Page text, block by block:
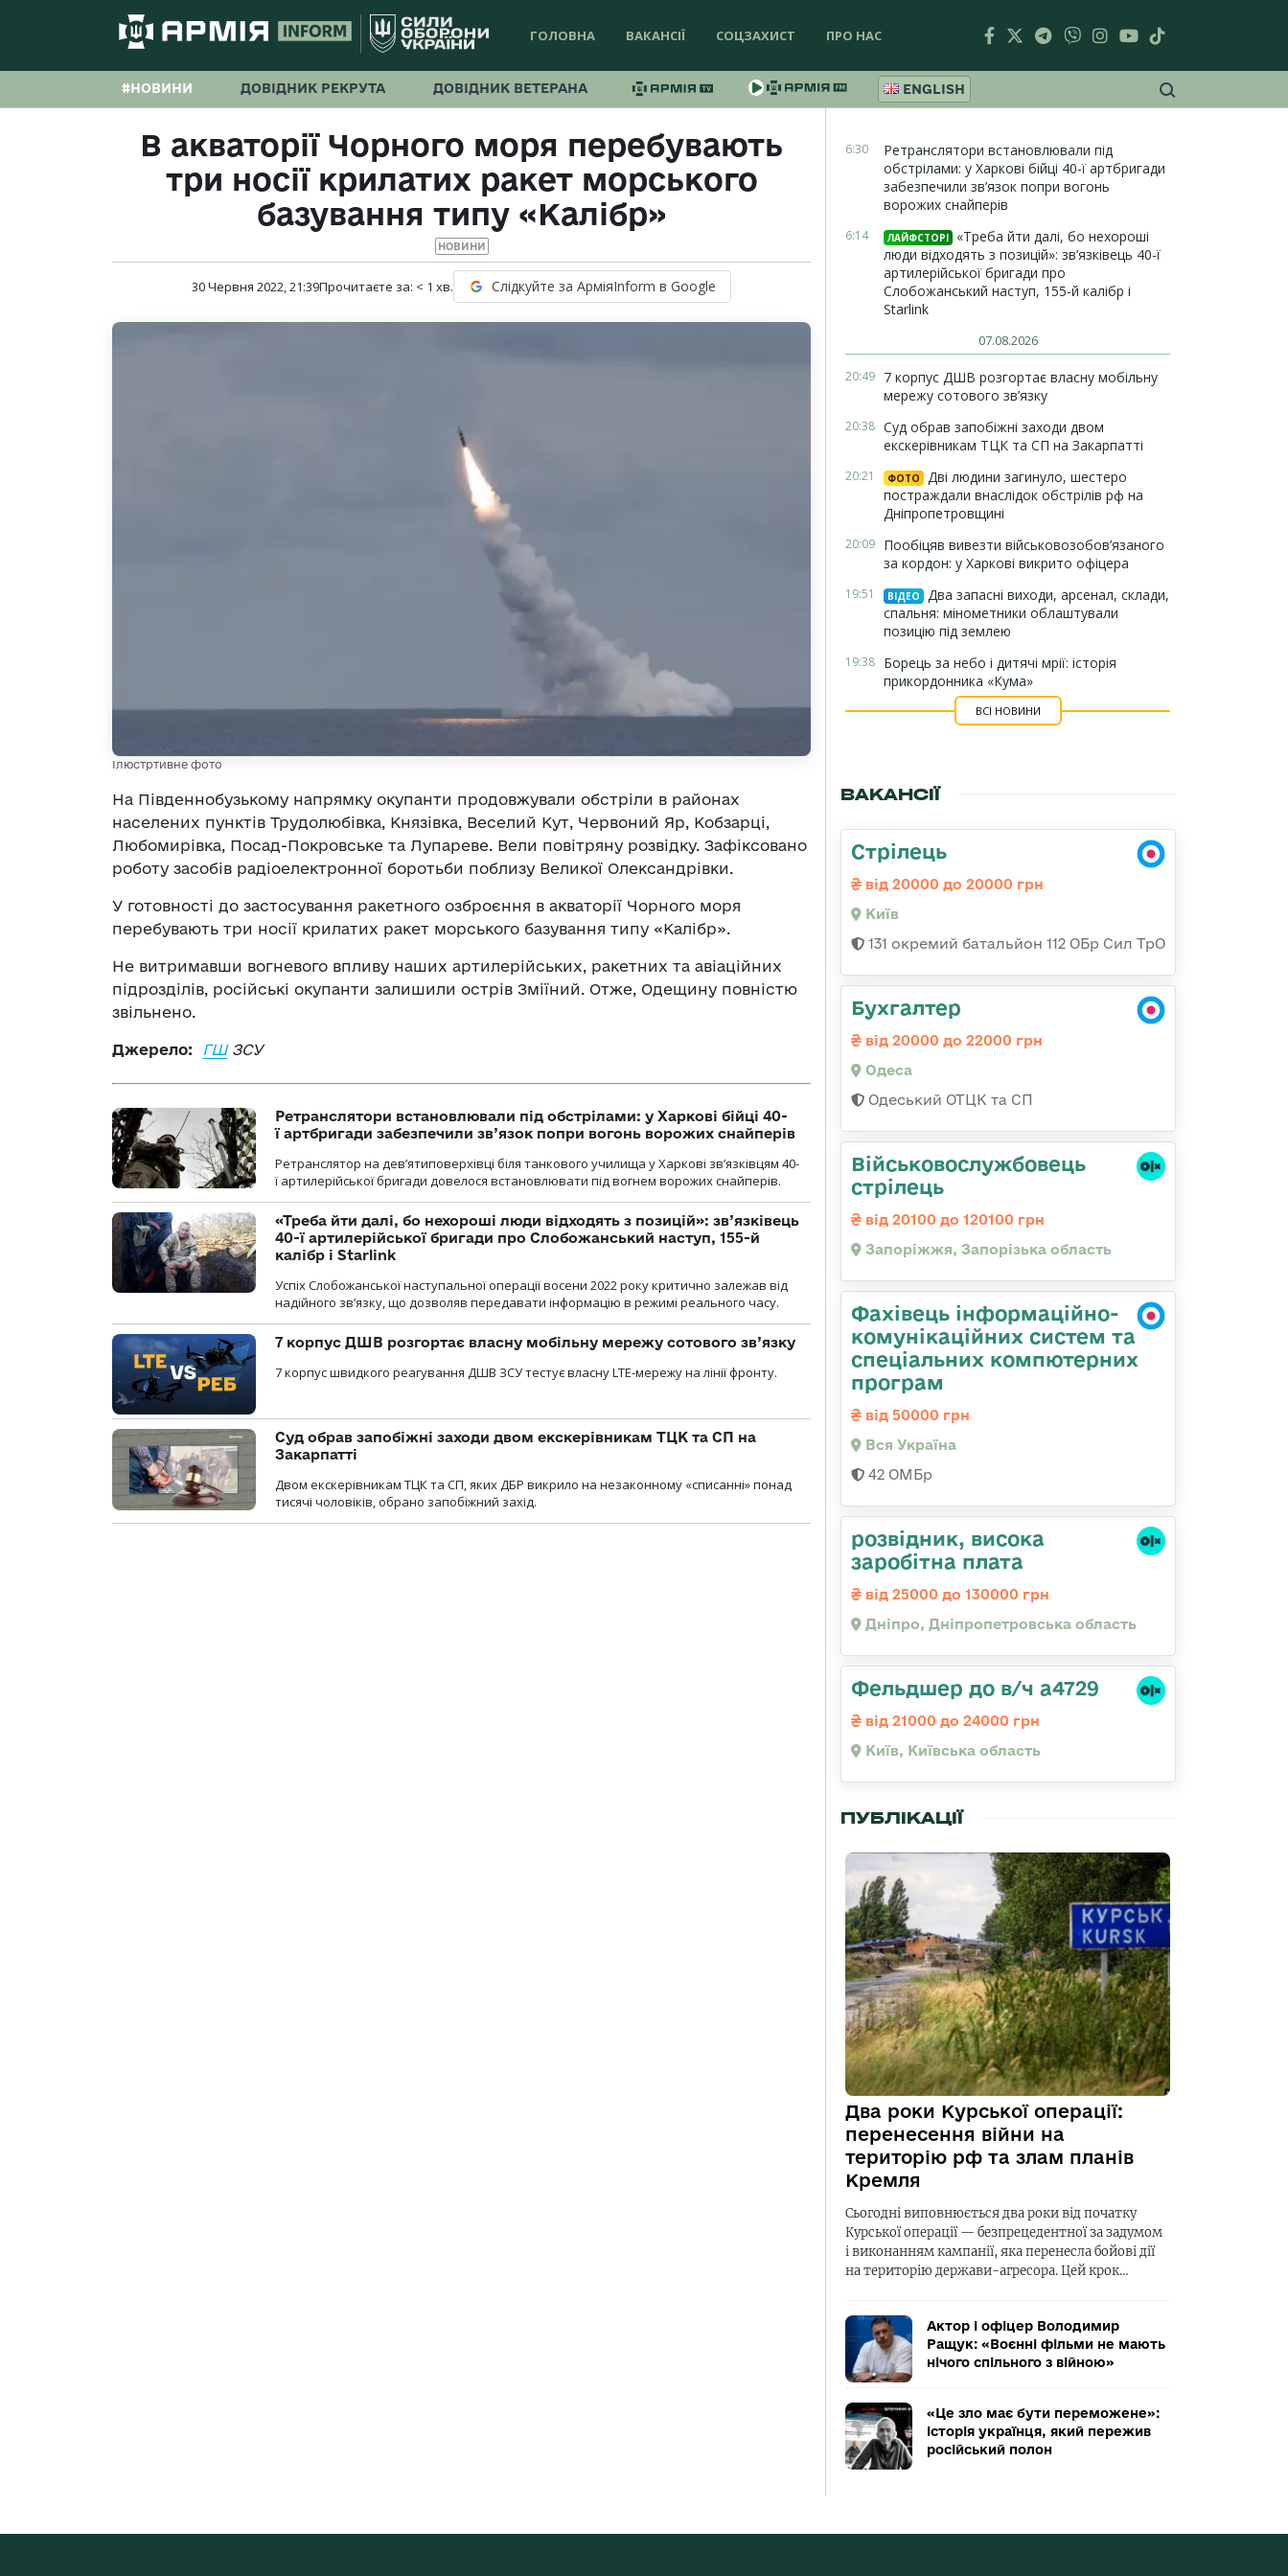
ГОЛОВНА ВАКАНСІЇ СОЦЗАХИСТ ПРО НАС
#НОВИНИ ДОВІДНИК РЕКРУТА ДОВІДНИК ВЕТЕРАНА ENGLISH
В акваторії Чорного моря перебувають
три носії крилатих ракет морського
базування типу «Калібр»
НОВИНИ
30 Червня 2022, 21:39Прочитаєте за: < 1 хв. Слідкуйте за АрміяInform в Google
Ілюстртивне фото
На Південнобузькому напрямку окупанти продовжували обстріли в районах
населених пунктів Трудолюбівка, Князівка, Веселий Кут, Червоний Яр, Кобзарці,
Любомирівка, Посад-Покровське та Лупареве. Вели повітряну розвідку. Зафіксовано
роботу засобів радіоелектронної боротьби поблизу Великої Олександрівки.
У готовності до застосування ракетного озброєння в акваторії Чорного моря
перебувають три носії крилатих ракет морського базування типу «Калібр».
Не витримавши вогневого впливу наших артилерійських, ракетних та авіаційних
підрозділів, російські окупанти залишили острів Зміїний. Отже, Одещину повністю
звільнено.
Джерело: ГШЗСУ
Ретранслятори встановлювали під обстрілами: у Харкові бійці 40-
ї артбригади забезпечили зв’язок попри вогонь ворожих снайперів
Ретранслятор на дев’ятиповерхівці біля танкового училища у Харкові зв’язківцям 40-
ї артилерійської бригади довелося встановлювати під вогнем ворожих снайперів.
«Треба йти далі, бо нехороші люди відходять з позицій»: зв’язківець
40-ї артилерійської бригади про Слобожанський наступ, 155-й
калібр і Starlink
Успіх Слобожанської наступальної операції восени 2022 року критично залежав від
надійного зв’язку, що дозволяв передавати інформацію в режимі реального часу.
7 корпус ДШВ розгортає власну мобільну мережу сотового зв’язку
7 корпус швидкого реагування ДШВ ЗСУ тестує власну LTE-мережу на лінії фронту.
Суд обрав запобіжні заходи двом екскерівникам ТЦК та СП на
Закарпатті
Двом екскерівникам ТЦК та СП, яких ДБР викрило на незаконному «списанні» понад
тисячі чоловіків, обрано запобіжний захід.
6:30
Ретранслятори встановлювали під
обстрілами: у Харкові бійці 40-ї артбригади
забезпечили зв’язок попри вогонь
ворожих снайперів
6:14 ЛАЙФСТОРІ
«Треба йти далі, бо нехороші
люди відходять з позицій»: зв’язківець 40-ї
артилерійської бригади про
Слобожанський наступ, 155-й калібр і
Starlink
07.08.2026
20:49 7 корпус ДШВ розгортає власну мобільну
мережу сотового зв’язку
20:38 Суд обрав запобіжні заходи двом
екскерівникам ТЦК та СП на Закарпатті
20:21 ФОТО
Дві людини загинуло, шестеро
постраждали внаслідок обстрілів рф на
Дніпропетровщині
20:09 Пообіцяв вивезти військовозобов’язаного
за кордон: у Харкові викрито офіцера
19:51 ВІДЕО
Два запасні виходи, арсенал, склади,
спальня: мінометники облаштували
позицію під землею
19:38 Борець за небо і дитячі мрії: історія
прикордонника «Кума»
ВСІ НОВИНИ
ВАКАНСІЇ
Стрілець
від 20000 до 20000 грн
Київ
131 окремий батальйон 112 ОБр Сил ТрО
Бухгалтер
від 20000 до 22000 грн
Одеса
Одеський ОТЦК та СП
Військовослужбовець
стрілець
від 20100 до 120100 грн
Запоріжжя, Запорізька область
Фахівець інформаційно-
комунікаційних систем та
спеціальних компютерних
програм
від 50000 грн
Вся Україна
42 ОМБр
розвідник, висока
заробітна плата
від 25000 до 130000 грн
Дніпро, Дніпропетровська область
Фельдшер до в/ч а4729
від 21000 до 24000 грн
Київ, Київська область
ПУБЛІКАЦІЇ
Два роки Курської операції:
перенесення війни на
територію рф та злам планів
Кремля
Сьогодні виповнюється два роки від початку
Курської операції — безпрецедентної за задумом
і виконанням кампанії, яка перенесла бойові дії
на територію держави-агресора. Цей крок…
Актор і офіцер Володимир
Ращук: «Воєнні фільми не мають
нічого спільного з війною»
«Це зло має бути переможене»:
історія українця, який пережив
російський полон